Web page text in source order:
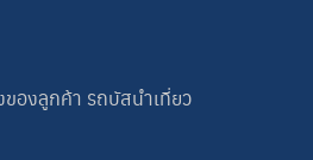
ของลูกค้า รถบัสนำเที่ยว